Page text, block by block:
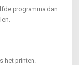
programma dan
het printen.